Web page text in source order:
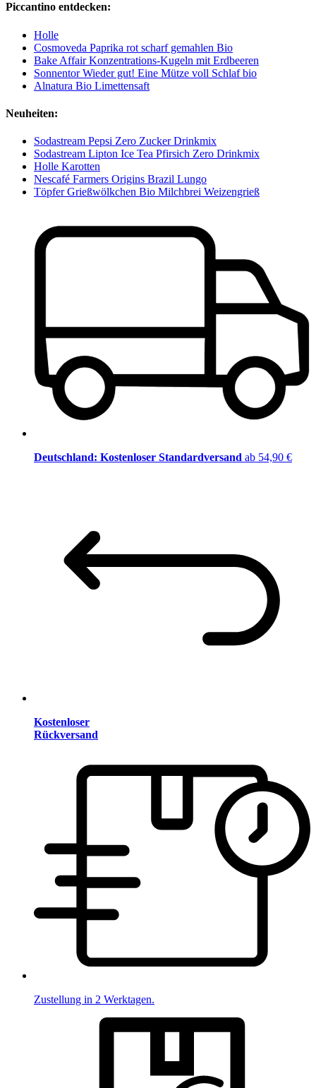
Piccantino entdecken:
Holle
Cosmoveda Paprika rot scharf gemahlen Bio
Bake Affair Konzentrations-Kugeln mit Erdbeeren
Sonnentor Wieder gut! Eine Mütze voll Schlaf bio
Alnatura Bio Limettensaft
Neuheiten:
Sodastream Pepsi Zero Zucker Drinkmix
Sodastream Lipton Ice Tea Pfirsich Zero Drinkmix
Holle Karotten
Nescafé Farmers Origins Brazil Lungo
Töpfer Grießwölkchen Bio Milchbrei Weizengrieß
Deutschland: Kostenloser Standardversand ab 54,90 €
Kostenloser
Rückversand
Zustellung in 2 Werktagen.